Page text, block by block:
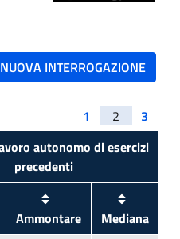
NUOVA INTERROGAZIONE
1 2
3
autonomo di esercizi